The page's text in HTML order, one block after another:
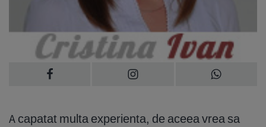
A capatat multa experienta, de aceea vrea sa